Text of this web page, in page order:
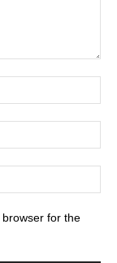
for the